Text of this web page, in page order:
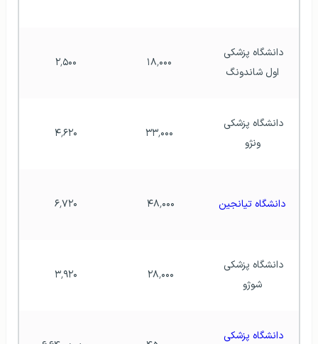
اول شاندونگ
۱۸٬۰۰۰ ۲٬۵۰۰
ونژو
۳۳٬۰۰۰ ۴٬۶۲۰
دانشگاه تیانجین ۴۸٬۰۰۰ ۶٬۷۲۰
شوژو
۲۸٬۰۰۰ ۳٬۹۲۰